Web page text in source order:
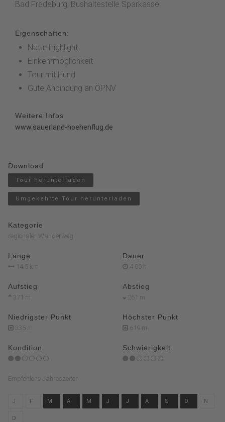
Bad Fredeburg, Bushaltestelle Sparkasse
Eigenschaften:
Natur Highlight
Einkehrmöglichkeit
Tour mit Hund
Gute Anbindung an ÖPNV
Weitere Infos
www.sauerland-hoehenflug.de
Download
Tour herunterladen
Umgekehrte Tour herunterladen
Kategorie
regionaler Wanderweg
Länge
14.5 km
Dauer
4:00 h
Aufstieg
371 m
Abstieg
261 m
Niedrigster Punkt
335 m
Höchster Punkt
619 m
Kondition Schwierigkeit
Empfohlene Jahreszeiten
J F M A M J J A S O N
D